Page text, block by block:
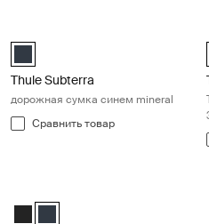
Thule Subterra boarding bag
Thule Subterra
дорожная сумка синем mineral
Сравнить товар
Thule Subterra Travel backpack
Thule Subterra Travel